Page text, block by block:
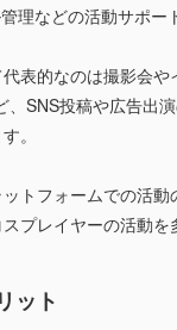
理などの活動サポー
表的なのは撮影会
、SNS投稿や広告出
。
トフォームでの活
プレイヤーの活動を
ット